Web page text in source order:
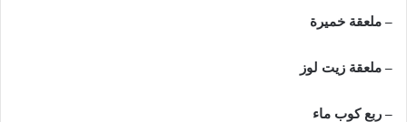
– ملعقة خميرة
– ملعقة زيت لوز
– ربع كوب ماء